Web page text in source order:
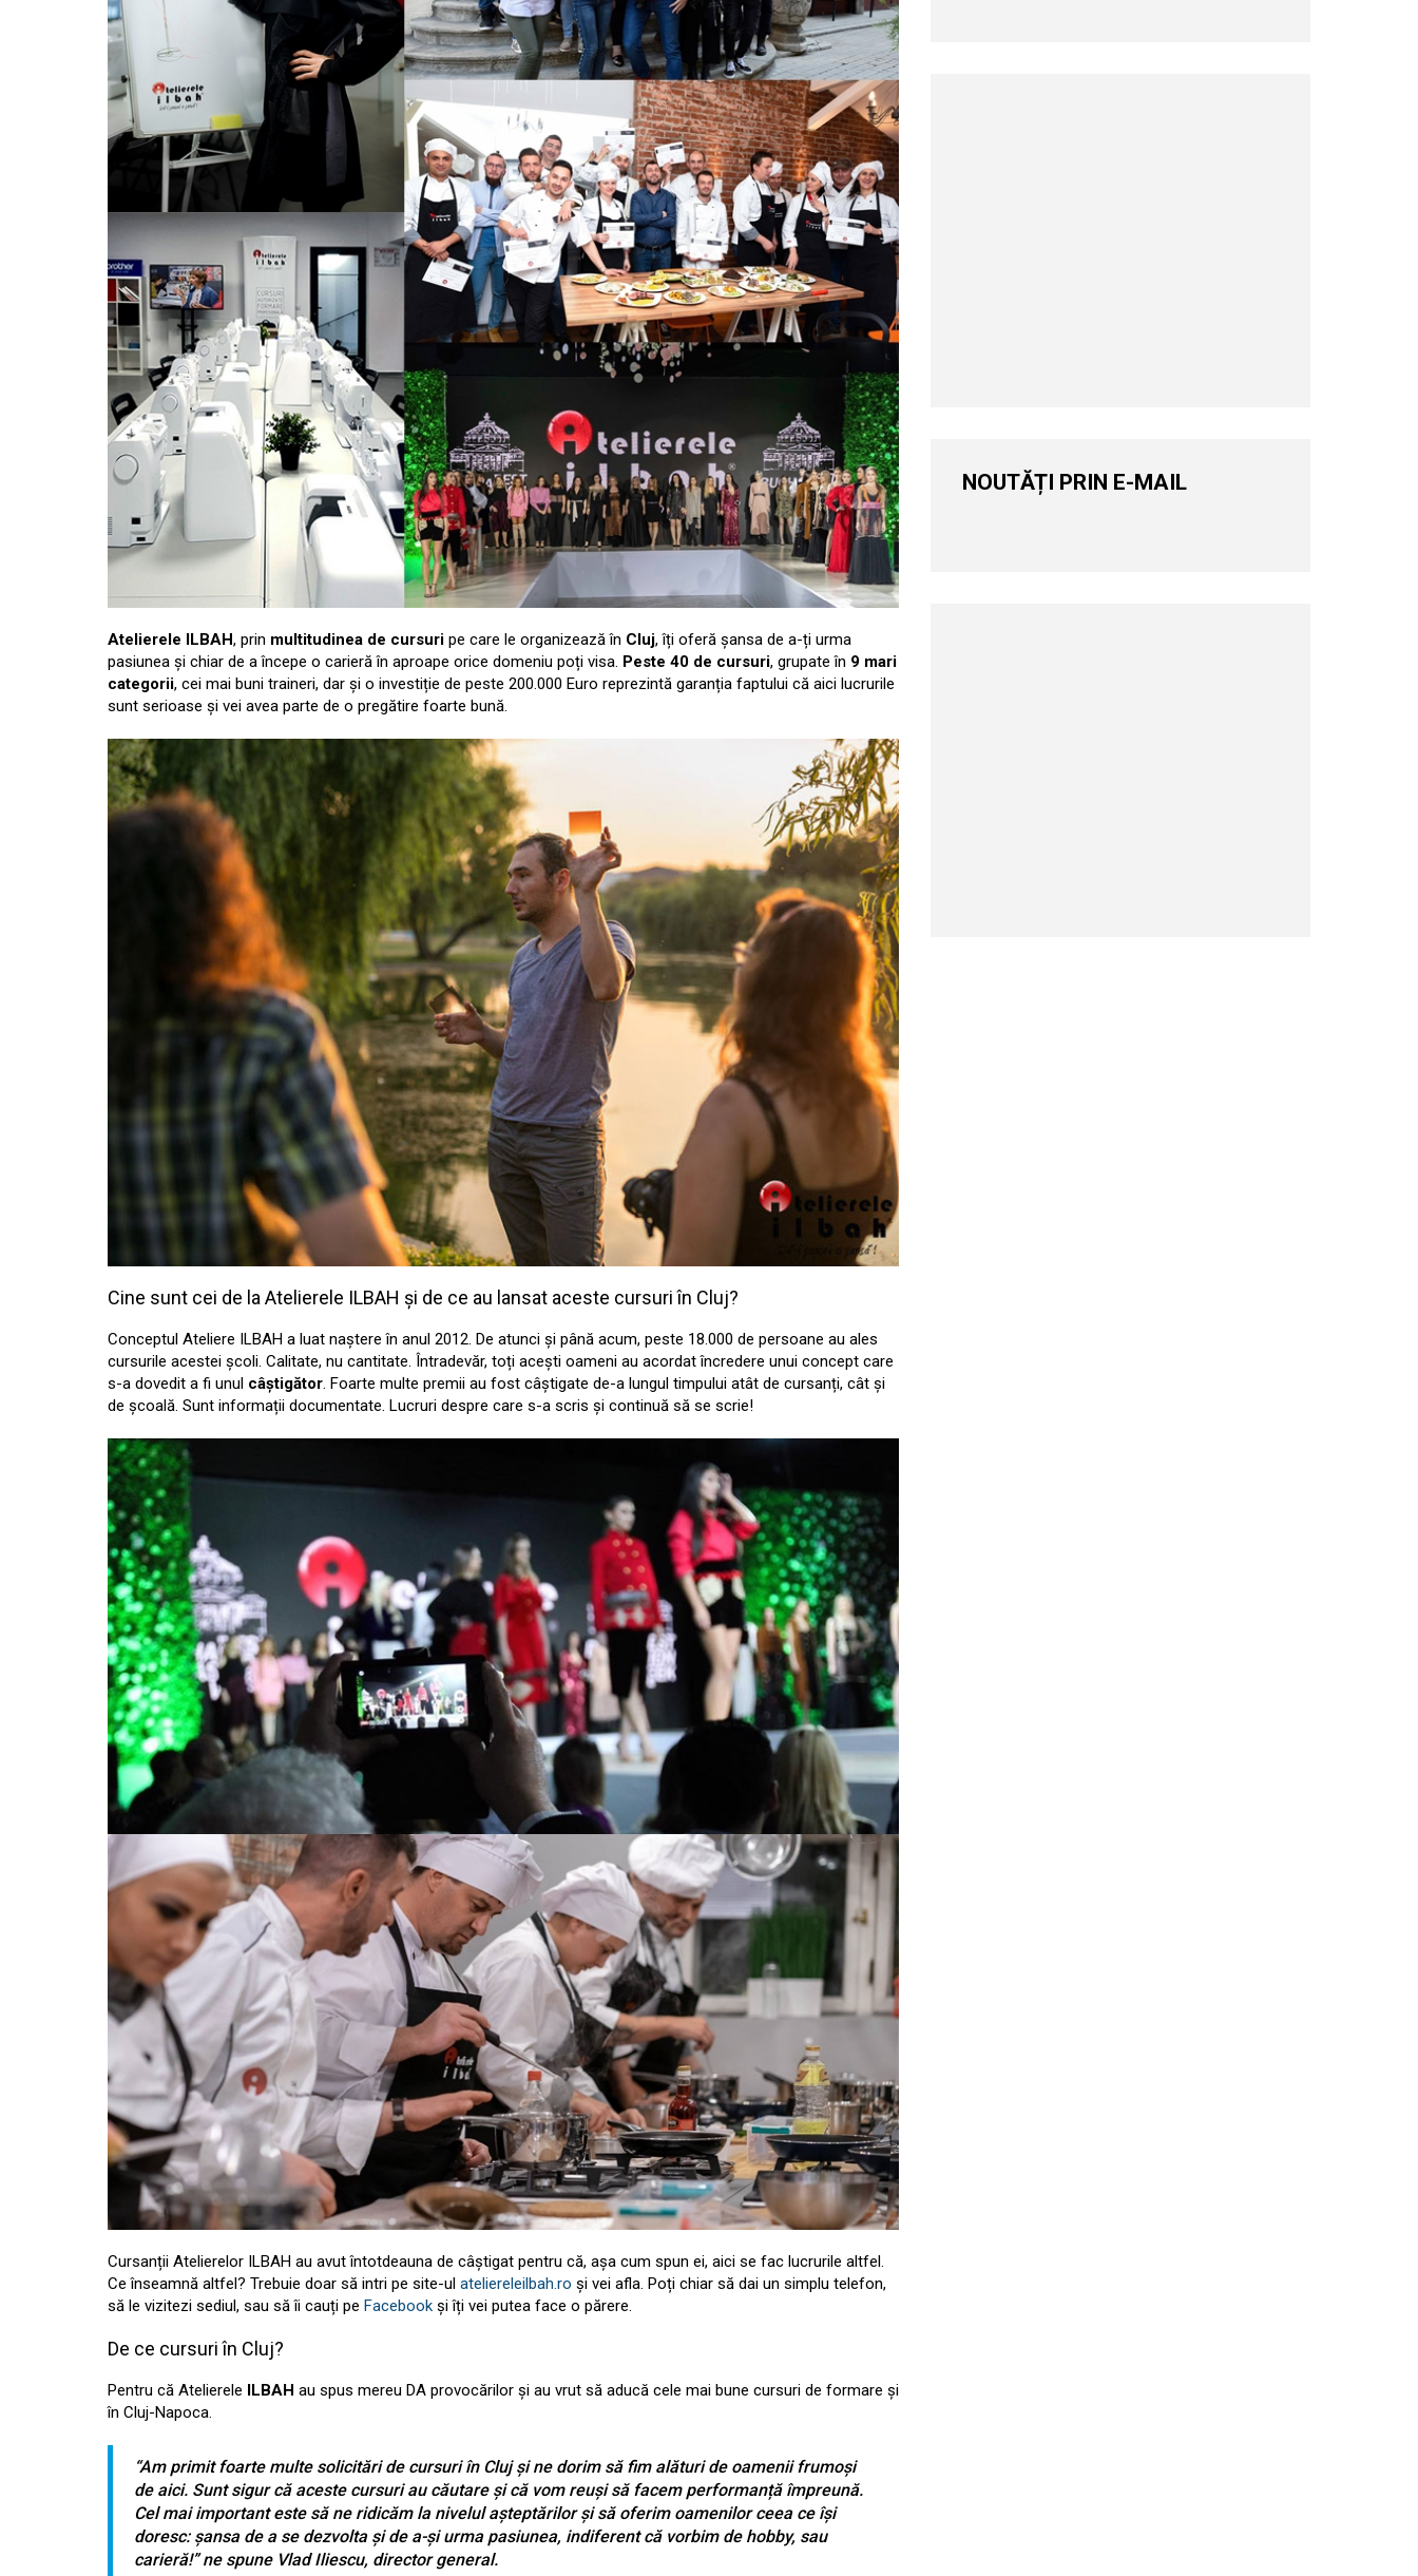
Atelierele ILBAH, prin multitudinea de cursuri pe care le organizează în Cluj, îți oferă șansa de a-ți urma
pasiunea și chiar de a începe o carieră în aproape orice domeniu poți visa. Peste 40 de cursuri, grupate în 9 mari
categorii, cei mai buni traineri, dar și o investiție de peste 200.000 Euro reprezintă garanția faptului că aici lucrurile
sunt serioase și vei avea parte de o pregătire foarte bună.
Cine sunt cei de la Atelierele ILBAH și de ce au lansat aceste cursuri în Cluj?
Conceptul Ateliere ILBAH a luat naștere în anul 2012. De atunci și până acum, peste 18.000 de persoane au ales
cursurile acestei școli. Calitate, nu cantitate. Întradevăr, toți acești oameni au acordat încredere unui concept care
s-a dovedit a fi unul câștigător. Foarte multe premii au fost câștigate de-a lungul timpului atât de cursanți, cât și
de școală. Sunt informații documentate. Lucruri despre care s-a scris și continuă să se scrie!
Cursanții Atelierelor ILBAH au avut întotdeauna de câștigat pentru că, așa cum spun ei, aici se fac lucrurile altfel.
Ce înseamnă altfel? Trebuie doar să intri pe site-ul ateliereleilbah.ro și vei afla. Poți chiar să dai un simplu telefon,
să le vizitezi sediul, sau să îi cauți pe Facebook și îți vei putea face o părere.
De ce cursuri în Cluj?
Pentru că Atelierele ILBAH au spus mereu DA provocărilor și au vrut să aducă cele mai bune cursuri de formare și
în Cluj-Napoca.
“Am primit foarte multe solicitări de cursuri în Cluj și ne dorim să fim alături de oamenii frumoși
de aici. Sunt sigur că aceste cursuri au căutare și că vom reuși să facem performanță împreună.
Cel mai important este să ne ridicăm la nivelul așteptărilor și să oferim oamenilor ceea ce își
doresc: șansa de a se dezvolta și de a-și urma pasiunea, indiferent că vorbim de hobby, sau
carieră!”ne spune Vlad Iliescu, director general.
NOUTĂȚI PRIN E-MAIL